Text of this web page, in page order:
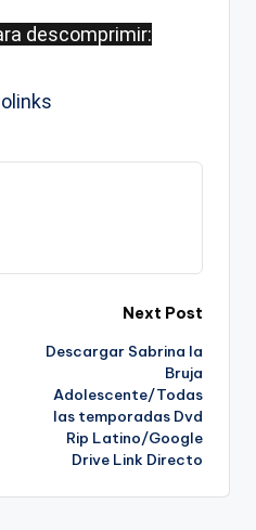
descomprimir:
Next Post
Descargar Sabrina la
Bruja
Adolescente/Todas
las temporadas Dvd
Rip Latino/Google
Drive Link Directo